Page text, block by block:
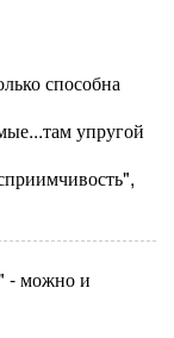
способна
упругой
- можно и